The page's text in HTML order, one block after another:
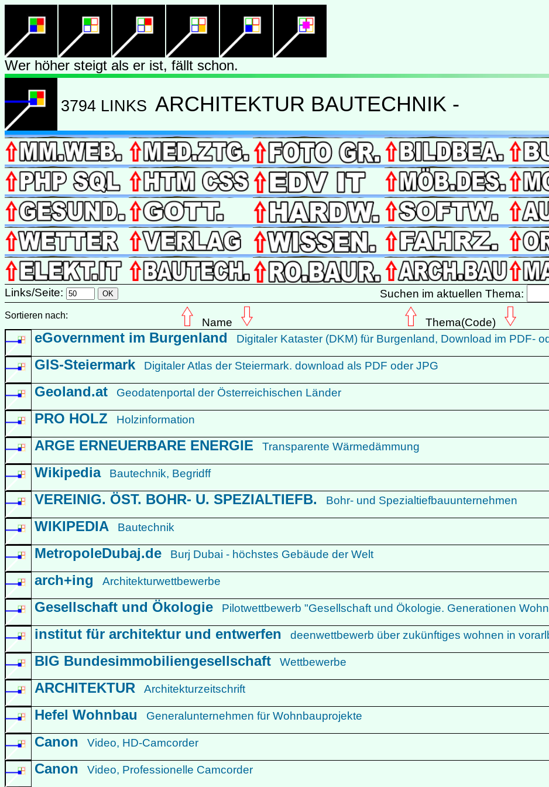
Wer höher steigt als er ist, fällt schon.
3794 LINKS ARCHITEKTUR BAUTECHNIK -
Links/Seite: Suchen im aktuellen Thema:
Sortieren nach:
Name Thema(Code)
eGovernment im Burgenland Digitaler Kataster (DKM) für Burgenland, Download im PDF-
GIS-Steiermark Digitaler Atlas der Steiermark. download als PDF oder JPG
Geoland.at Geodatenportal der Österreichischen Länder
PRO HOLZ Holzinformation
ARGE ERNEUERBARE ENERGIE Transparente Wärmedämmung
Wikipedia Bautechnik, Begridff
VEREINIG. ÖST. BOHR- U. SPEZIALTIEFB. Bohr- und Spezialtiefbauunternehmen
WIKIPEDIA Bautechnik
MetropoleDubaj.de Burj Dubai - höchstes Gebäude der Welt
arch+ing Architekturwettbewerbe
Gesellschaft und Ökologie Pilotwettbewerb "Gesellschaft und Ökologie. Generationen
institut für architektur und entwerfen deenwettbewerb über zukünftiges wohnen in
BIG Bundesimmobiliengesellschaft Wettbewerbe
ARCHITEKTUR Architekturzeitschrift
Hefel Wohnbau Generalunternehmen für Wohnbauprojekte
Canon Video, HD-Camcorder
Canon Video, Professionelle Camcorder